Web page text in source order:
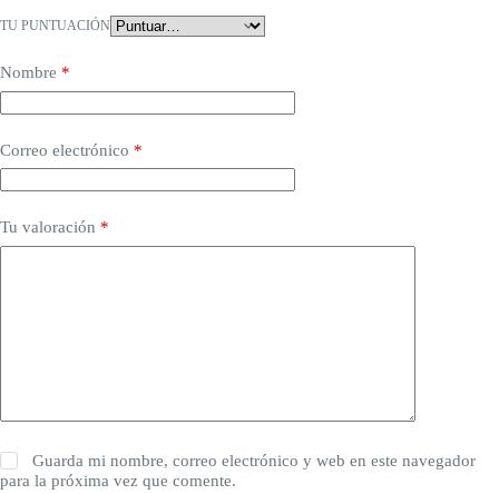
TU PUNTUACIÓN
Nombre *
Correo electrónico *
Tu valoración *
Guarda mi nombre, correo electrónico y web en este navegador
para la próxima vez que comente.